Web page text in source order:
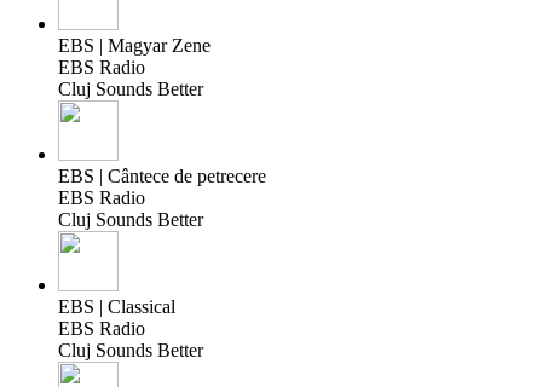
EBS | Magyar Zene
EBS Radio
Cluj Sounds Better
EBS | Cântece de petrecere
EBS Radio
Cluj Sounds Better
EBS | Classical
EBS Radio
Cluj Sounds Better